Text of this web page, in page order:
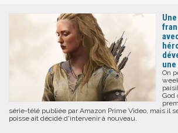
On
God
série-télé publiée par Amazon Prime Video, mais il
poisse ait décidé d'intervenir à nouveau.